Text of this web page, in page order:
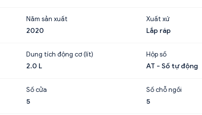
Năm sản xuất
2020
Xuất xứ
Lắp ráp
Dung tích động cơ (lít)
2.0 L
Hộp số
AT - Số tự động
Số cửa
5
Số chỗ ngồi
5